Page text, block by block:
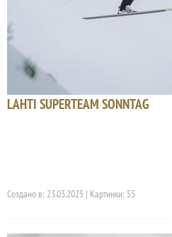
LAHTI SUPERTEAM SONNTAG
Создано в: 23.03.2025 | Картинки: 55